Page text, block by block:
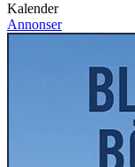
Kalender
Annonser